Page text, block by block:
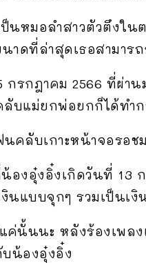
ป็นหมอลำสาวตัวตึงใ
าดที่ล่าสุดเธอสามาร
กรกฎาคม 2566 ที่ผ่า
บแม่ยกพ่อยกก็ได้ทำ
คลับเกาะหน้าจอรอ
องอุ๋งอิ๋งเกิดวันที่ 13
งินแบบจุกๆ รวมเป็นเ
ค่นั้นนะ หลังร้องเพล
น้องอุ๋งอิ๋ง